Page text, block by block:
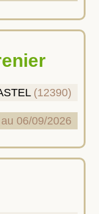
(12390)
06/09/2026